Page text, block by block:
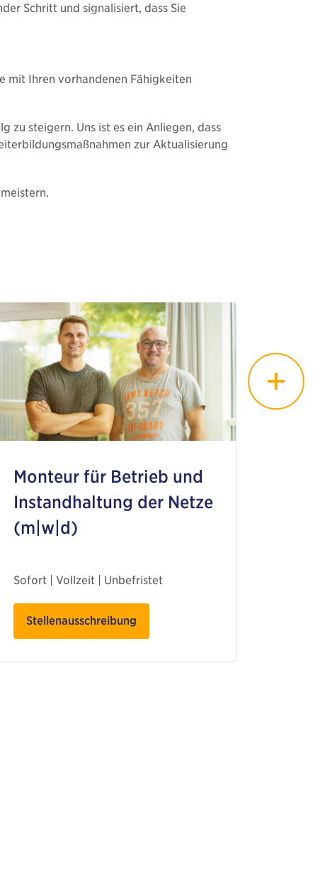
Schritt und signalisiert, dass Sie
mit Ihren vorhandenen Fähigkeiten
zu steigern. Uns ist es ein Anliegen, dass
zur Aktualisierung
meistern.
Monteur für Betrieb und
Instandhaltung der Netze
(m|w|d)
Sofort | Vollzeit | Unbefristet
Stellenausschreibung